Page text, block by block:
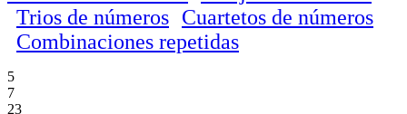
Trios de números Cuartetos de números
Combinaciones repetidas
5
7
23